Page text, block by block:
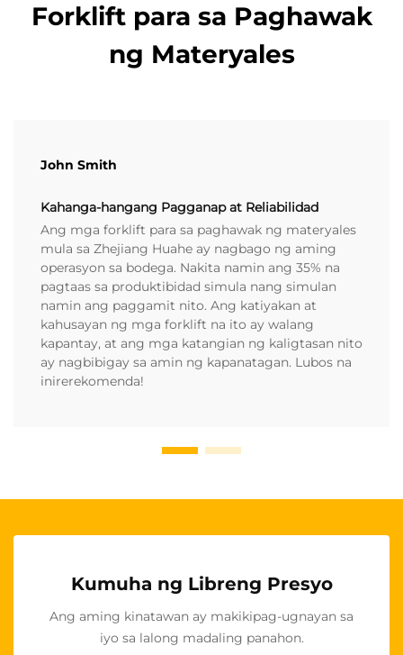
Forklift para sa Paghawak
ng Materyales
John Smith
Kahanga-hangang Pagganap at Reliabilidad
Ang mga forklift para sa paghawak ng materyales
mula sa Zhejiang Huahe ay nagbago ng aming
operasyon sa bodega. Nakita namin ang 35% na
pagtaas sa produktibidad simula nang simulan
namin ang paggamit nito. Ang katiyakan at
kahusayan ng mga forklift na ito ay walang
kapantay, at ang mga katangian ng kaligtasan nito
ay nagbibigay sa amin ng kapanatagan. Lubos na
inirerekomenda!
Kumuha ng Libreng Presyo
Ang aming kinatawan ay makikipag-ugnayan sa
iyo sa lalong madaling panahon.